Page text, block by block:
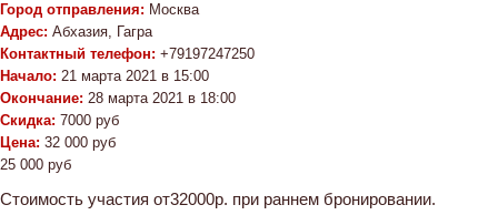
Город отправления: Москва
Адрес: Абхазия, Гагра
Контактный телефон: +79197247250
Начало: 21 марта 2021 в 15:00
Окончание: 28 марта 2021 в 18:00
Скидка: 7000 руб
Цена: 32 000 руб
25 000 руб
Стоимость участия от32000р. при раннем бронировании.